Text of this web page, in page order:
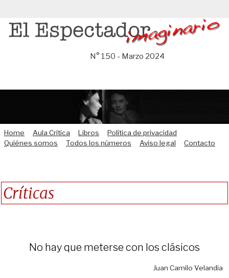
Saltar
N° 150 - Marzo 2024
Home Aula Crítica Libros
Política de privacidad
Quiénes somos
Todos los números Aviso legal Contacto
Críticas
No hay que meterse con los clásicos
Juan Camilo Velandia